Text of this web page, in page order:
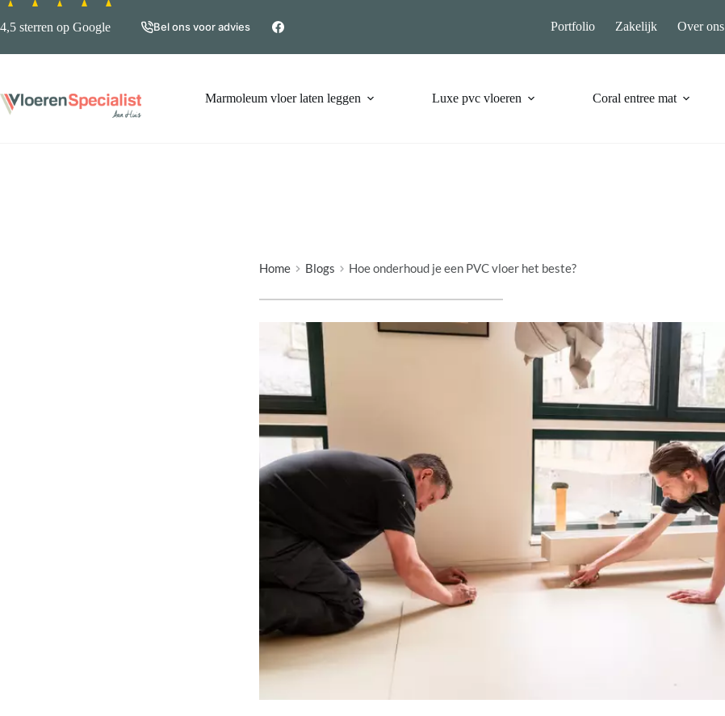
Ga
naar
de
4,5 sterren op Google Bel ons voor advies Portfolio Zakelijk Over ons
Marmoleum vloer laten leggen Luxe pvc vloeren Coral entree mat
Home Blogs Hoe onderhoud je een PVC vloer het beste?